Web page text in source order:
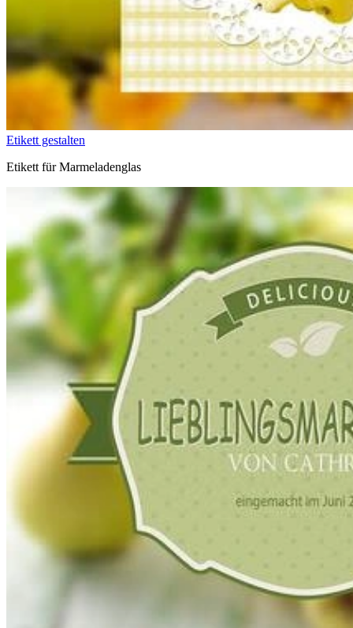
Etikett gestalten
Etikett für Marmeladenglas